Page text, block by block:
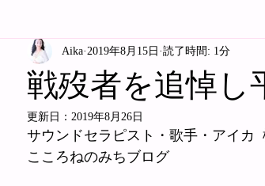
戦歿者を追悼し
Aika 2019年8月15日 読了時間: 1分
更新日： 2019年8月26日
サウンドセラピスト・歌手・アイカ
こころねのみちブログ